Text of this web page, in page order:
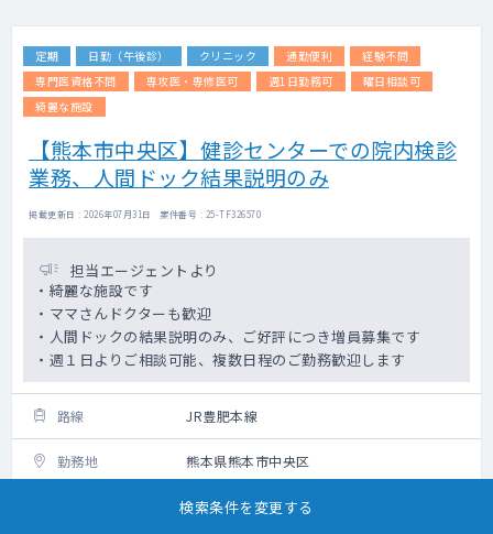
定期 日勤（午後診） クリニック 通勤便利
経験不問
専門医資格不問
専攻医・専修医可 週1日勤務可
曜日相談可
綺麗な施設
【熊本市中央区】健診センターでの院内検診
業務、人間ドック結果説明のみ
掲載更新日 : 2026年07月31日 案件番号 : 25-TF326570
担当エージェントより
・綺麗な施設です
・ママさんドクターも歓迎
・人間ドックの結果説明のみ、ご好評につき増員募集です
・週１日よりご相談可能、複数日程のご勤務歓迎します
路線 JR豊肥本線
勤務地 熊本県熊本市中央区
内科・不問
検索条件を変更する